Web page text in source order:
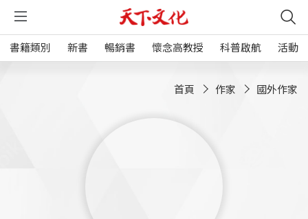
書籍類別 新書 暢銷書 懷念高教授 科普啟航 活動
首頁 作家 國外作家